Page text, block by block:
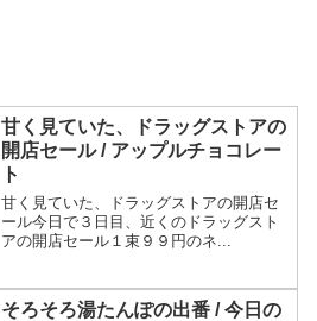
甘く見ていた、ドラッグストアの
開店セール / アップルチョコレー
ト
甘く見ていた、ドラッグストアの開店セ
ール今日で３日目、近くのドラッグスト
アの開店セール１束９９円のネ...
そろそろ湯たんぽの出番 / 今日の